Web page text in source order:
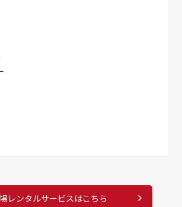
レンタルサービスはこちら